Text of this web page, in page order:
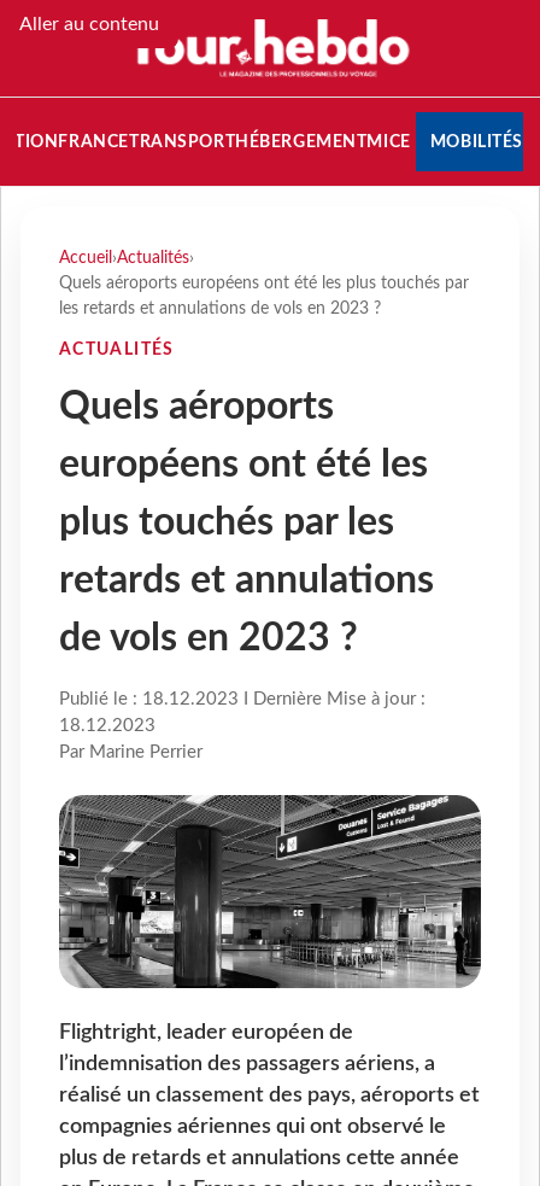
Aller au contenu
FRANCETRANSPORT HÉBERGEMENTMICE MOBILITÉS
Accueil ›Actualités›
Quels aéroports européens ont été les plus touchés par
les retards et annulations de vols en 2023 ?
ACTUALITÉS
Quels aéroports
européens ont été les
plus touchés par les
retards et annulations
de vols en 2023 ?
Publié le : 18.12.2023 I Dernière Mise à jour :
18.12.2023
Par Marine Perrier
Flightright, leader européen de
l’indemnisation des passagers aériens, a
réalisé un classement des pays, aéroports et
compagnies aériennes qui ont observé le
plus de retards et annulations cette année